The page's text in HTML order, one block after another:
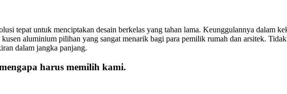
tepat untuk menciptakan desain berkelas yang tahan lama. Keunggulannya dalam
aluminium pilihan yang sangat menarik bagi para pemilik rumah dan arsitek.
dalam jangka panjang.
harus memilih kami.